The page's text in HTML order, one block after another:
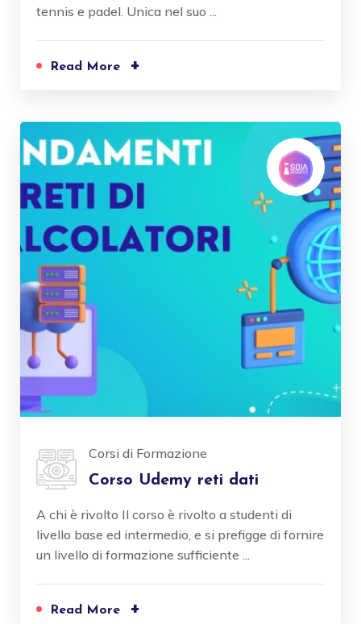
tennis e padel. Unica nel suo ...
Read More +
Corsi di Formazione
Corso Udemy reti dati
A chi è rivolto Il corso è rivolto a studenti di
livello base ed intermedio, e si prefigge di fornire
un livello di formazione sufficiente ...
Read More +